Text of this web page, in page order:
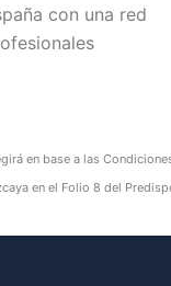
con una red
en base a las
en el Folio 8 del